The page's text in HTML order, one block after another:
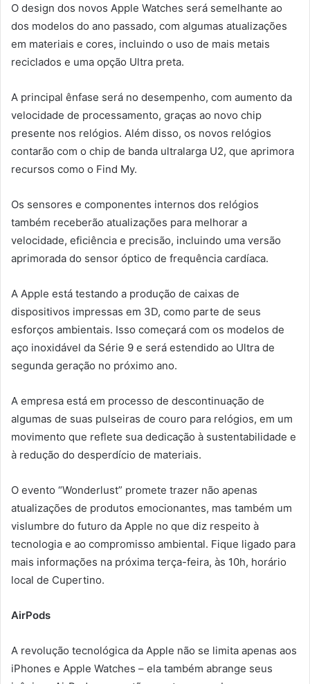
O design dos novos Apple Watches será semelhante ao
dos modelos do ano passado, com algumas atualizações
em materiais e cores, incluindo o uso de mais metais
reciclados e uma opção Ultra preta.
A principal ênfase será no desempenho, com aumento da
velocidade de processamento, graças ao novo chip
presente nos relógios. Além disso, os novos relógios
contarão com o chip de banda ultralarga U2, que aprimora
recursos como o Find My.
Os sensores e componentes internos dos relógios
também receberão atualizações para melhorar a
velocidade, eficiência e precisão, incluindo uma versão
aprimorada do sensor óptico de frequência cardíaca.
A Apple está testando a produção de caixas de
dispositivos impressas em 3D, como parte de seus
esforços ambientais. Isso começará com os modelos de
aço inoxidável da Série 9 e será estendido ao Ultra de
segunda geração no próximo ano.
A empresa está em processo de descontinuação de
algumas de suas pulseiras de couro para relógios, em um
movimento que reflete sua dedicação à sustentabilidade e
à redução do desperdício de materiais.
O evento “Wonderlust” promete trazer não apenas
atualizações de produtos emocionantes, mas também um
vislumbre do futuro da Apple no que diz respeito à
tecnologia e ao compromisso ambiental. Fique ligado para
mais informações na próxima terça-feira, às 10h, horário
local de Cupertino.
AirPods
A revolução tecnológica da Apple não se limita apenas aos
iPhones e Apple Watches – ela também abrange seus